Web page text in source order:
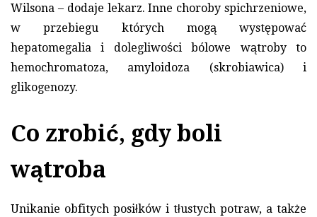
Wilsona – dodaje lekarz. Inne choroby spichrzeniowe,
w przebiegu których mogą występować
hepatomegalia i dolegliwości bólowe wątroby to
hemochromatoza, amyloidoza (skrobiawica) i
glikogenozy.
Co zrobić, gdy boli
wątroba
Unikanie obfitych posiłków i tłustych potraw, a także